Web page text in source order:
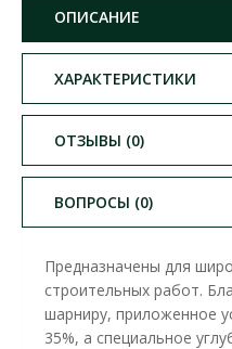
ОПИСАНИЕ
ХАРАКТЕРИСТИКИ
ОТЗЫВЫ (0)
ВОПРОСЫ (0)
Предназначены для
строительных работ.
шарниру, приложенное
35%, а специальное